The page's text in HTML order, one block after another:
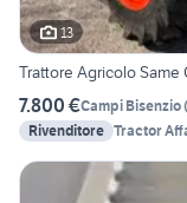
13
Trattore Agricolo Same
7.800 €Campi Bisenzio(
Rivenditore Tractor